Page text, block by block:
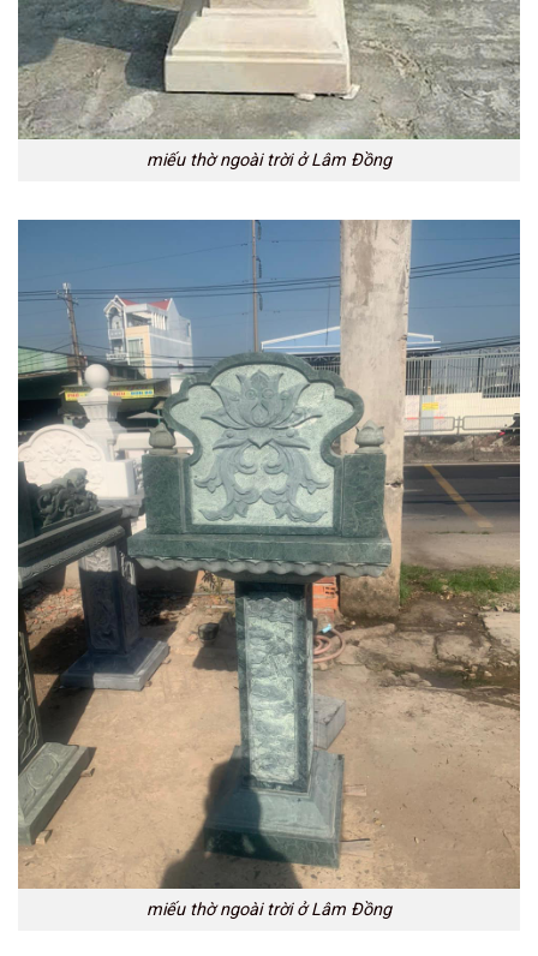
miếu thờ ngoài trời ở Lâm Đồng
miếu thờ ngoài trời ở Lâm Đồng